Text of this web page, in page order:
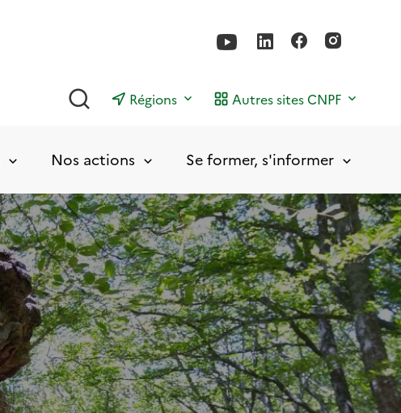
Rechercher
Régions Autres sites CNPF
Nos actions Se former, s'informer